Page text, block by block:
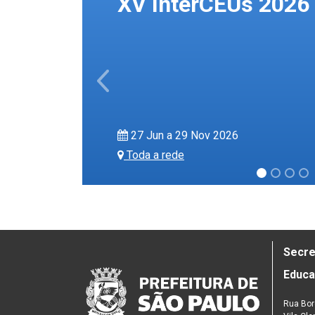
27 Jun a 29 Nov 2026
Toda a rede
Previous
Rua